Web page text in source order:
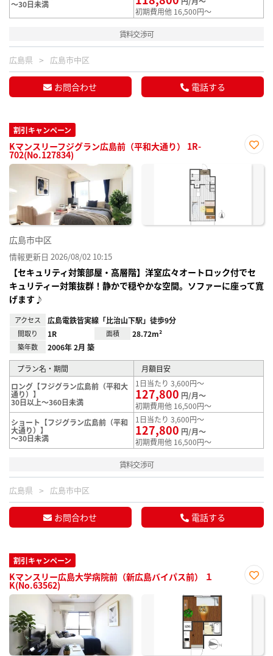
～30日未満
初期費用他 16,500円～
賃料交渉可
広島県 広島市中区
お問合わせ 電話する
割引キャンペーン
Kマンスリーフジグラン広島前（平和大通り） 1R-
702(No.127834)
に入
広島市中区
情報更新日 2026/08/02 10:15
【セキュリティ対策部屋・高層階】洋室広々オートロック付でセ
キュリティー対策抜群！静かで穏やかな空間。ソファーに座って寛
げます♪
アクセス 広島電鉄皆実線「比治山下駅」徒歩9分
間取り 1R 面積 28.72m²
築年数 2006年 2月 築
プラン名・期間
月額目安
ロング【フジグラン広島前（平和大
通り）】
30日以上～360日未満
1日当たり 3,600円～
127,800 円/月～
初期費用他 16,500円～
ショート【フジグラン広島前（平和
大通り）】
～30日未満
1日当たり 3,600円～
127,800 円/月～
初期費用他 16,500円～
賃料交渉可
広島県 広島市中区
お問合わせ 電話する
割引キャンペーン
Kマンスリー広島大学病院前（新広島バイパス前） １
K(No.63562)
に入